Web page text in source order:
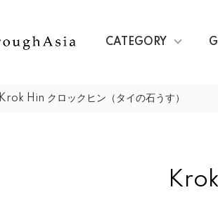
CATEGORY
Krok Hin クロックヒン（タイの石うす）